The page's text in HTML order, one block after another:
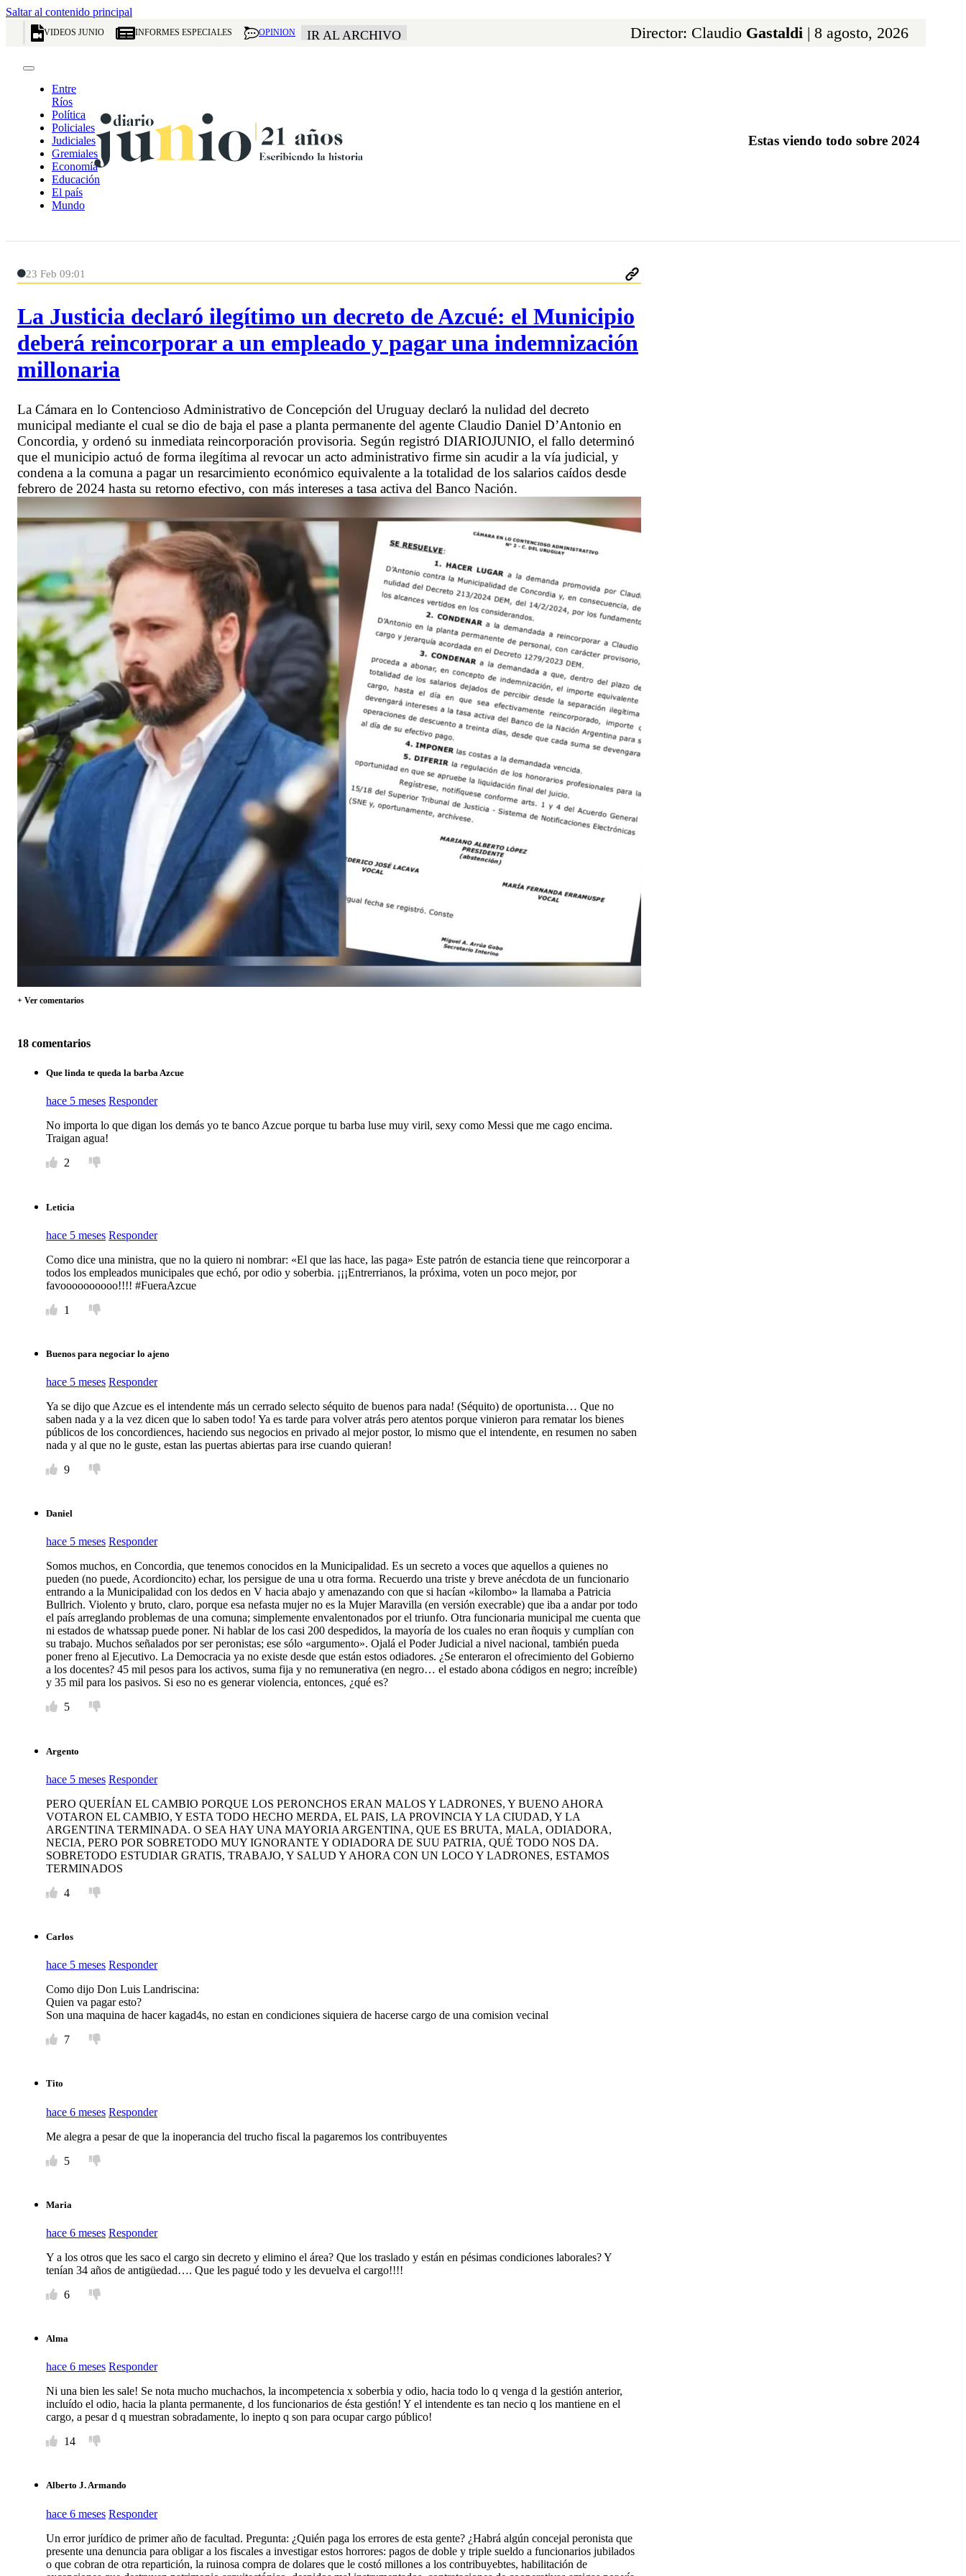
Saltar al contenido principal
VIDEOS JUNIO INFORMES ESPECIALES OPINION IR AL ARCHIVO Director: Claudio Gastaldi | 8 agosto, 2026
Entre
Ríos
Política
Policiales
Judiciales
Gremiales
Economía
Educación
El país
Mundo
Estas viendo todo sobre 2024
23 Feb 09:01
La Justicia declaró ilegítimo un decreto de Azcué: el Municipio
deberá reincorporar a un empleado y pagar una indemnización
millonaria
La Cámara en lo Contencioso Administrativo de Concepción del Uruguay declaró la nulidad del decreto
municipal mediante el cual se dio de baja el pase a planta permanente del agente Claudio Daniel D’Antonio en
Concordia, y ordenó su inmediata reincorporación provisoria. Según registró DIARIOJUNIO, el fallo determinó
que el municipio actuó de forma ilegítima al revocar un acto administrativo firme sin acudir a la vía judicial, y
condena a la comuna a pagar un resarcimiento económico equivalente a la totalidad de los salarios caídos desde
febrero de 2024 hasta su retorno efectivo, con más intereses a tasa activa del Banco Nación.
+ Ver comentarios
18 comentarios
Que linda te queda la barba Azcue
hace 5 meses Responder
No importa lo que digan los demás yo te banco Azcue porque tu barba luse muy viril, sexy como Messi que me cago encima.
Traigan agua!
2
Leticia
hace 5 meses Responder
Como dice una ministra, que no la quiero ni nombrar: «El que las hace, las paga» Este patrón de estancia tiene que reincorporar a
todos los empleados municipales que echó, por odio y soberbia. ¡¡¡Entrerrianos, la próxima, voten un poco mejor, por
favoooooooooo!!!! #FueraAzcue
1
Buenos para negociar lo ajeno
hace 5 meses Responder
Ya se dijo que Azcue es el intendente más un cerrado selecto séquito de buenos para nada! (Séquito) de oportunista… Que no
saben nada y a la vez dicen que lo saben todo! Ya es tarde para volver atrás pero atentos porque vinieron para rematar los bienes
públicos de los concordiences, haciendo sus negocios en privado al mejor postor, lo mismo que el intendente, en resumen no saben
nada y al que no le guste, estan las puertas abiertas para irse cuando quieran!
9
Daniel
hace 5 meses Responder
Somos muchos, en Concordia, que tenemos conocidos en la Municipalidad. Es un secreto a voces que aquellos a quienes no
pueden (no puede, Acordioncito) echar, los persigue de una u otra forma. Recuerdo una triste y breve anécdota de un funcionario
entrando a la Municipalidad con los dedos en V hacia abajo y amenazando con que si hacían «kilombo» la llamaba a Patricia
Bullrich. Violento y bruto, claro, porque esa nefasta mujer no es la Mujer Maravilla (en versión execrable) que iba a andar por todo
el país arreglando problemas de una comuna; simplemente envalentonados por el triunfo. Otra funcionaria municipal me cuenta que
ni estados de whatssap puede poner. Ni hablar de los casi 200 despedidos, la mayoría de los cuales no eran ñoquis y cumplían con
su trabajo. Muchos señalados por ser peronistas; ese sólo «argumento». Ojalá el Poder Judicial a nivel nacional, también pueda
poner freno al Ejecutivo. La Democracia ya no existe desde que están estos odiadores. ¿Se enteraron el ofrecimiento del Gobierno
a los docentes? 45 mil pesos para los activos, suma fija y no remunerativa (en negro… el estado abona códigos en negro; increíble)
y 35 mil para los pasivos. Si eso no es generar violencia, entonces, ¿qué es?
5
Argento
hace 5 meses Responder
PERO QUERÍAN EL CAMBIO PORQUE LOS PERONCHOS ERAN MALOS Y LADRONES, Y BUENO AHORA
VOTARON EL CAMBIO, Y ESTA TODO HECHO MERDA, EL PAIS, LA PROVINCIA Y LA CIUDAD, Y LA
ARGENTINA TERMINADA. O SEA HAY UNA MAYORIA ARGENTINA, QUE ES BRUTA, MALA, ODIADORA,
NECIA, PERO POR SOBRETODO MUY IGNORANTE Y ODIADORA DE SUU PATRIA, QUÉ TODO NOS DA.
SOBRETODO ESTUDIAR GRATIS, TRABAJO, Y SALUD Y AHORA CON UN LOCO Y LADRONES, ESTAMOS
TERMINADOS
4
Carlos
hace 5 meses Responder
Como dijo Don Luis Landriscina:
Quien va pagar esto?
Son una maquina de hacer kagad4s, no estan en condiciones siquiera de hacerse cargo de una comision vecinal
7
Tito
hace 6 meses Responder
Me alegra a pesar de que la inoperancia del trucho fiscal la pagaremos los contribuyentes
5
Maria
hace 6 meses Responder
Y a los otros que les saco el cargo sin decreto y elimino el área? Que los traslado y están en pésimas condiciones laborales? Y
tenían 34 años de antigüedad…. Que les pagué todo y les devuelva el cargo!!!!
6
Alma
hace 6 meses Responder
Ni una bien les sale! Se nota mucho muchachos, la incompetencia x soberbia y odio, hacia todo lo q venga d la gestión anterior,
incluído el odio, hacia la planta permanente, d los funcionarios de ésta gestión! Y el intendente es tan necio q los mantiene en el
cargo, a pesar d q muestran sobradamente, lo inepto q son para ocupar cargo público!
14
Alberto J. Armando
hace 6 meses Responder
Un error jurídico de primer año de facultad. Pregunta: ¿Quién paga los errores de esta gente? ¿Habrá algún concejal peronista que
presente una denuncia para obligar a los fiscales a investigar estos horrores: pagos de doble y triple sueldo a funcionarios jubilados
o que cobran de otra repartición, la ruinosa compra de dolares que le costó millones a los contribuyebtes, habilitación de